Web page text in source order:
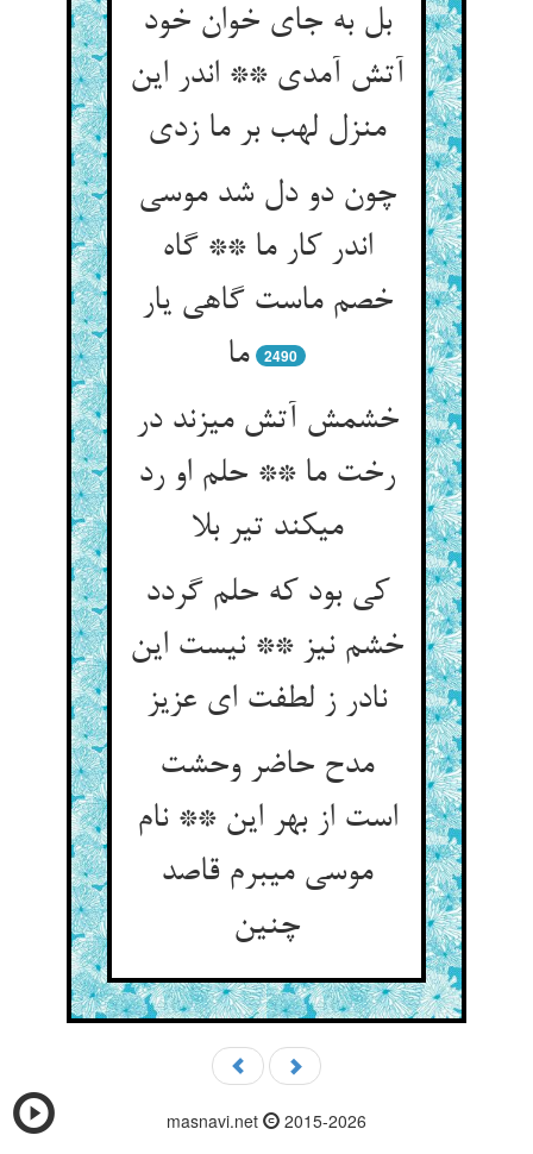
بل به جای خوان خود
آتش آمدی ** اندر این
منزل لهب بر ما زدی‏
چون دو دل شد موسی
اندر کار ما ** گاه
خصم ماست گاهی یار
ما
2490
خشمش آتش می‏زند در
رخت ما ** حلم او رد
می‏کند تیر بلا
کی بود که حلم گردد
خشم نیز ** نیست این
نادر ز لطفت ای عزیز
مدح حاضر وحشت
است از بهر این ** نام
موسی می‏برم قاصد
چنین‏
masnavi.net 2015-2026